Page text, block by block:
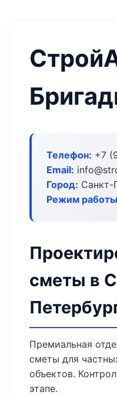
Телефон: +7
Email:
Город: Санкт-
Режим
сметы в
Премиальная
сметы для
объектов.
этапе.